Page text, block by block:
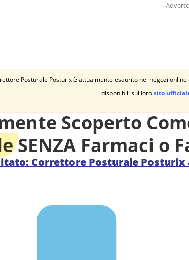
Posturale Posturix è attualmente esaurito nei negozi
disponibili sul lorosito
Scoperto
SENZA Farmaci o
Correttore Posturale Posturix